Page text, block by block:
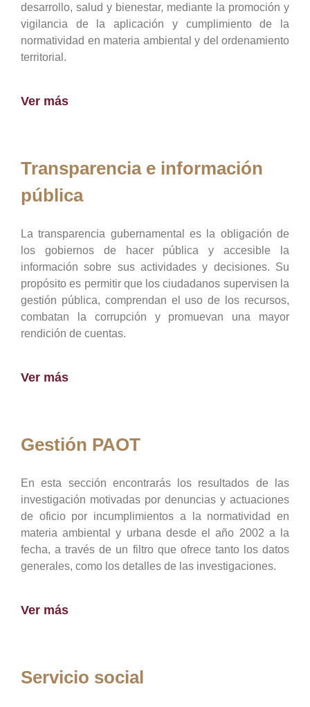
desarrollo, salud y bienestar, mediante la promoción y
vigilancia de la aplicación y cumplimiento de la
normatividad en materia ambiental y del ordenamiento
territorial.
Ver más
Transparencia e información
pública
La transparencia gubernamental es la obligación de
los gobiernos de hacer pública y accesible la
información sobre sus actividades y decisiones. Su
propósito es permitir que los ciudadanos supervisen la
gestión pública, comprendan el uso de los recursos,
combatan la corrupción y promuevan una mayor
rendición de cuentas.
Ver más
Gestión PAOT
En esta sección encontrarás los resultados de las
investigación motivadas por denuncias y actuaciones
de oficio por incumplimientos a la normatividad en
materia ambiental y urbana desde el año 2002 a la
fecha, a través de un filtro que ofrece tanto los datos
generales, como los detalles de las investigaciones.
Ver más
Servicio social